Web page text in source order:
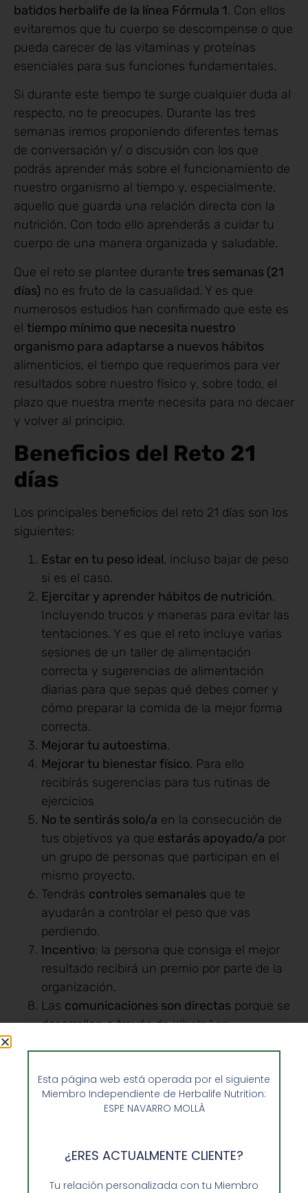
batidos herbalife de la línea Fórmula 1. Con ellos
evitaremos que tu cuerpo se descompense o que
pueda carecer de las vitaminas y proteínas
esenciales para sus funciones fundamentales.
Si durante este tiempo te surge cualquier duda al
respecto, no te preocupes. Durante las tres
semanas iremos proponiendo diferentes temas
de conversación y/ o discusión con los que
podrás aprender más sobre el funcionamiento de
nuestro organismo al tiempo y, especialmente,
aquello que guarda una relación directa con la
nutrición. Con todo ello aprenderás a cuidar tu
cuerpo de una manera organizada y saludable.
Que el reto se plantee durante tres semanas (21
días) no es fruto de la casualidad. Y es que
numerosos estudios han confirmado que este es
el tiempo mínimo que necesita nuestro
organismo para adaptarse a nuevos hábitos
alimenticios, el tiempo que requerimos para ver
resultados sobre nuestro físico y, sobre todo, el
plazo que nuestra mente necesita para no decaer
y volver al principio.
Beneficios del Reto 21
días
Los principales beneficios del reto 21 días son los
siguientes:
Estar en tu peso ideal, incluso bajar de peso
si es el caso.
Ejercitar y aprender hábitos de nutrición.
Incluyendo trucos y maneras para evitar las
tentaciones. Y es que el reto incluye varias
sesiones de un taller de alimentación
correcta y sugerencias de alimentación
diarias para que sepas qué debes comer y
cómo preparar la comida de la mejor forma
correcta.
Mejorar tu autoestima.
Mejorar tu bienestar físico. Para ello
recibirás sugerencias para tus rutinas de
ejercicios
No te sentirás solo/a en la consecución de
tus objetivos ya que estarás apoyado/a por
un grupo de personas que participan en el
mismo proyecto.
Tendrás controles semanales que te
ayudarán a controlar el peso que vas
perdiendo.
Incentivo: la persona que consiga el mejor
resultado recibirá un premio por parte de la
organización.
Las comunicaciones son directas porque se
desarrollan a través deWhatsApp.
incluyendo la pérdida de peso.
Así pues, si quieres alcanzar tu peso ideal,
reto 21 días. Para inscribirte sólo necesitas
ponerte en contactocon enformaherbal yte
Esta página web está operada por el siguiente
Miembro Independiente de Herbalife Nutrition:
ESPE NAVARRO MOLLÀ
¿ERES ACTUALMENTE CLIENTE?
Tu relación personalizada con tu Miembro